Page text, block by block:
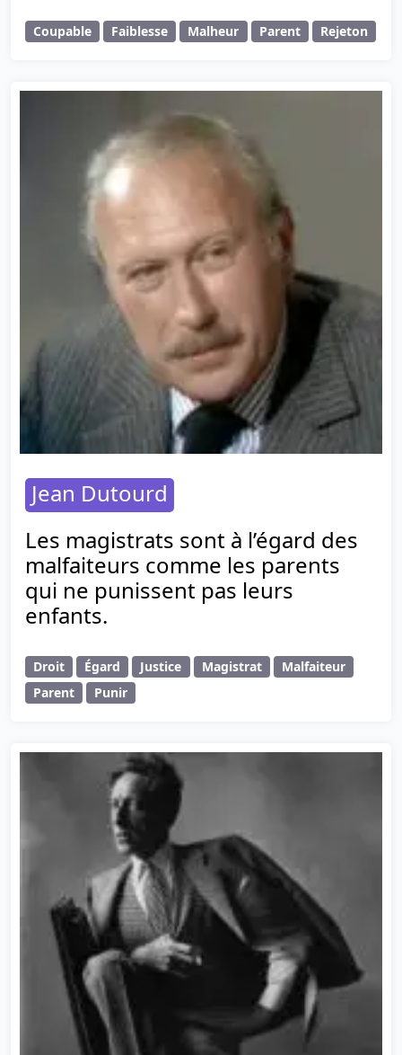
Coupable Faiblesse Malheur Parent Rejeton
Jean Dutourd
Les magistrats sont à l’égard des
malfaiteurs comme les parents
qui ne punissent pas leurs
enfants.
Droit Égard Justice Magistrat
Malfaiteur
Parent
Punir